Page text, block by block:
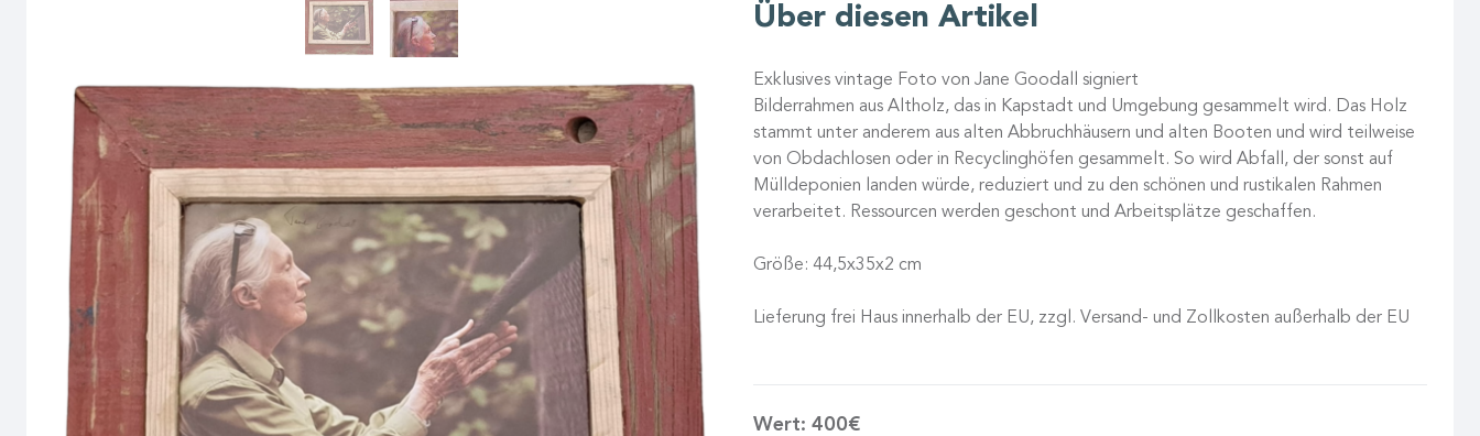
Über diesen Artikel
Exklusives vintage Foto von Jane Goodall signiert
Bilderrahmen aus Altholz, das in Kapstadt und Umgebung gesammelt wird. Das Holz
stammt unter anderem aus alten Abbruchhäusern und alten Booten und wird teilweise
von Obdachlosen oder in Recyclinghöfen gesammelt. So wird Abfall, der sonst auf
Mülldeponien landen würde, reduziert und zu den schönen und rustikalen Rahmen
verarbeitet. Ressourcen werden geschont und Arbeitsplätze geschaffen.
Größe: 44,5x35x2 cm
Lieferung frei Haus innerhalb der EU, zzgl. Versand- und Zollkosten außerhalb der EU
Wert: 400€